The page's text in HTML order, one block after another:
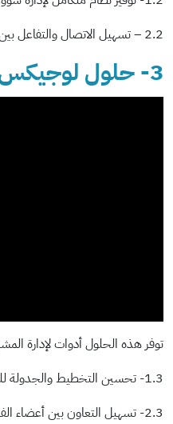
2.2 – تسهيل الاتصال والتفاعل بين الموظفين والإدارة، مع توفير أدوات لتحليل البيانات – مما يؤدي إلى اتخاذ قرارات مبنية على القرائن والأدلة -.
3- حلول لوجيكس Logix لإدارة المشاريع:
توفر هذه الحلول أدوات لإدارة
1.3- تحسين التخطيط والجدولة للمشاريع ومتابعتها من خلال أدوات التقارير والمؤشرات الرئيسية.
2.3- تسهيل التعاون بين أعضاء الفريق وتوفير منصات للتواصل والمشاركة في المستندات والبيانات.